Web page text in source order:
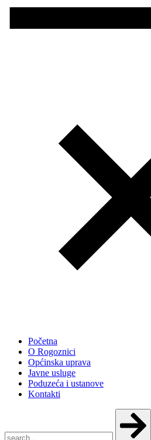
Početna
O Rogoznici
Općinska uprava
Javne usluge
Poduzeća i ustanove
Kontakti